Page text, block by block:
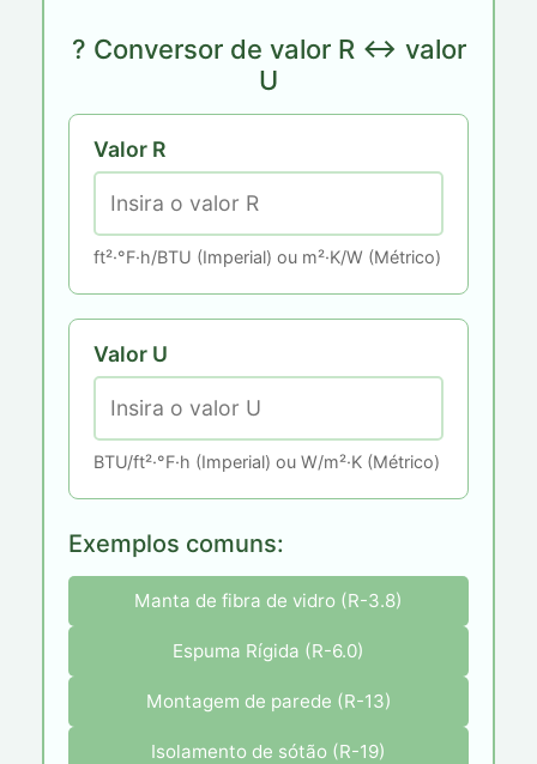
? Conversor de valor R ↔ valor
U
Valor R
ft²·°F·h/BTU (Imperial) ou m²·K/W (Métrico)
Valor U
BTU/ft²·°F·h (Imperial) ou W/m²·K (Métrico)
Exemplos comuns:
Manta de fibra de vidro (R-3.8)
Espuma Rígida (R-6.0)
Montagem de parede (R-13)
Isolamento de sótão (R-19)